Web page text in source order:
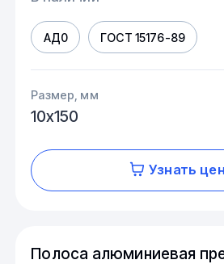
АД0 ГОСТ 15176-89
Размер, мм
10х150
Узнать
Полоса алюминиевая